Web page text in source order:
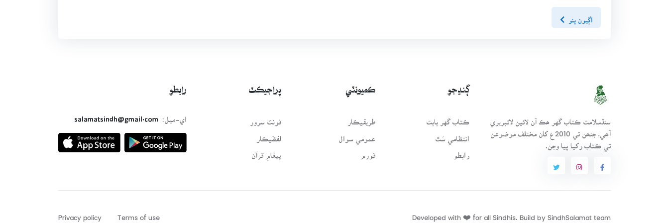
اڳيون پنو
سنڌسلامت ڪتاب گهر ھڪ آن لائين لائبريري
آھي، جنھن تي 2010ع کان مختلف موضوعن
تي ڪتاب رکيا پيا وڃن.
ڳنڍجو
ڪتاب گهر بابت
انتظامي سَٿ
رابطو
ڪميونٽي
طريقيڪار
عمومي سوال
فورم
پراجيڪٽ
فونٽ سرور
لفظيڪار
پيغامِ قرآن
رابطو
اي-ميل:
salamatsindh@gmail.com
Developed with ❤️ for all Sindhis. Build by SindhSalamat
Terms of use
Privacy policy